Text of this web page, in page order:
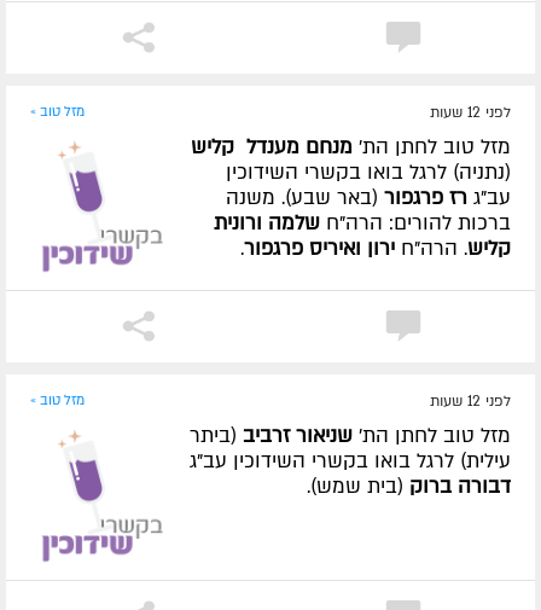
לפני 12 שעות מזל טוב »
מזל טוב לחתן הת' מנחם מענדל קליש
(נתניה) לרגל בואו בקשרי השידוכין
עב"ג רז פרגפור (באר שבע). משנה
ברכות להורים: הרה"ח שלמה ורונית
קליש. הרה"ח ירון ואיריס פרגפור.
לפני 12 שעות מזל טוב »
מזל טוב לחתן הת' שניאור זרביב (ביתר
עילית) לרגל בואו בקשרי השידוכין עב"ג
דבורה ברוק (בית שמש).